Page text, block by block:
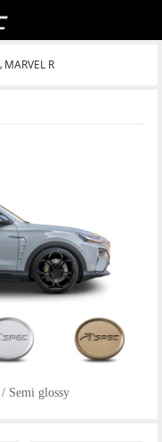
MARVEL R
Semi glossy